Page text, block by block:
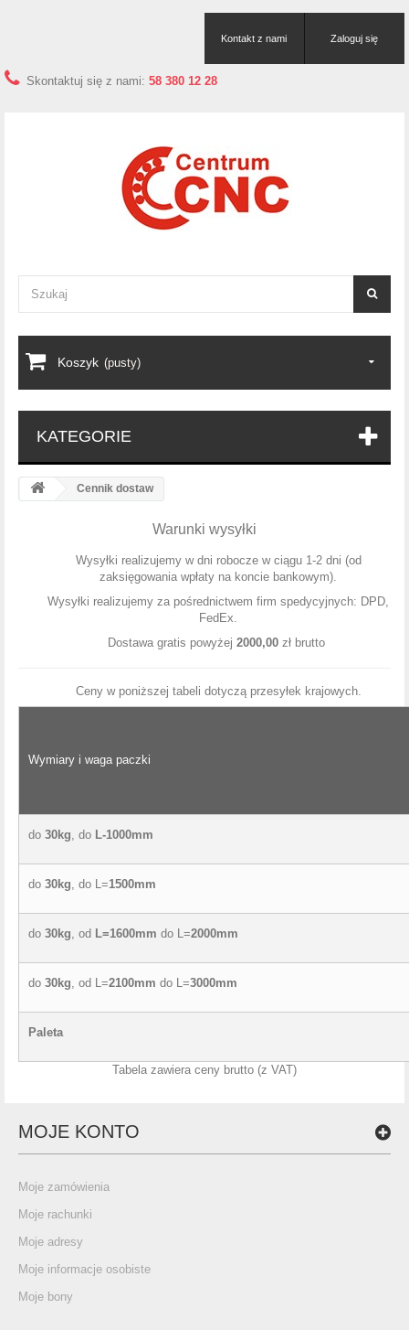
Zaloguj się
Kontakt z nami
Skontaktuj się z nami: 58 380 12 28
Koszyk (pusty)
KATEGORIE
Cennik dostaw
Warunki wysyłki
Wysyłki realizujemy w dni robocze w ciągu 1-2 dni (od
zaksięgowania wpłaty na koncie bankowym).
Wysyłki realizujemy za pośrednictwem firm spedycyjnych: DPD,
FedEx.
Dostawa gratis powyżej 2000,00 zł brutto
Ceny w poniższej tabeli dotyczą przesyłek krajowych.
Wymiary i waga paczki
do 30kg, do L-1000mm
do 30kg, do L=1500mm
do 30kg, od L=1600mm do L=2000mm
do 30kg, od L=2100mm do L=3000mm
Paleta
Tabela zawiera ceny brutto (z VAT)
MOJE KONTO
Moje zamówienia
Moje rachunki
Moje adresy
Moje informacje osobiste
Moje bony